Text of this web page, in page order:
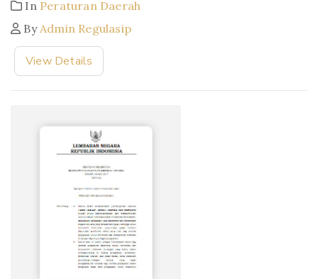
In Peraturan Daerah
ByAdmin Regulasip
View Details